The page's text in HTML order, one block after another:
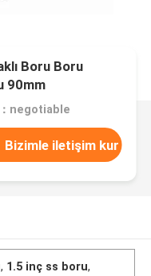
Boru Boru
90mm
negotiable
Bizimle iletişim kur
, 1.5 inç ss boru,